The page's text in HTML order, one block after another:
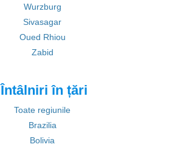
Wurzburg
Sivasagar
Oued Rhiou
Zabid
Întâlniri în țări
Toate regiunile
Brazilia
Bolivia